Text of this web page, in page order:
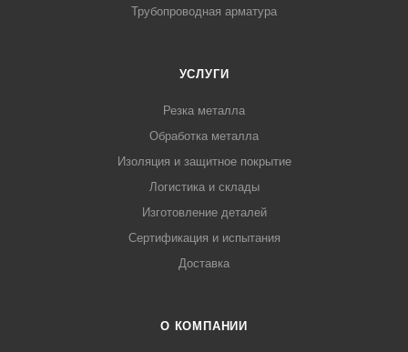
Трубопроводная арматура
УСЛУГИ
Резка металла
Обработка металла
Изоляция и защитное покрытие
Логистика и склады
Изготовление деталей
Сертификация и испытания
Доставка
О КОМПАНИИ